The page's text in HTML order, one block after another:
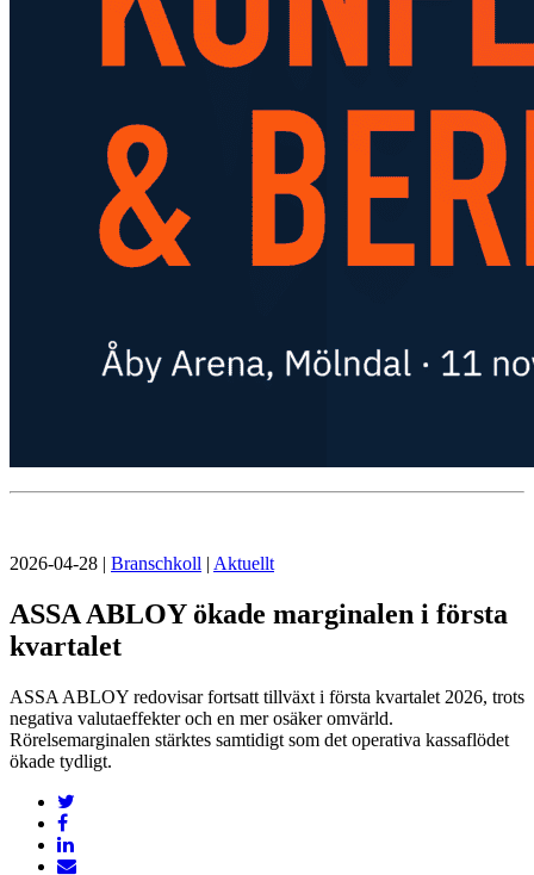
2026-04-28 | Branschkoll | Aktuellt
ASSA ABLOY ökade marginalen i första
kvartalet
ASSA ABLOY redovisar fortsatt tillväxt i första kvartalet 2026, trots
negativa valutaeffekter och en mer osäker omvärld.
Rörelsemarginalen stärktes samtidigt som det operativa kassaflödet
ökade tydligt.